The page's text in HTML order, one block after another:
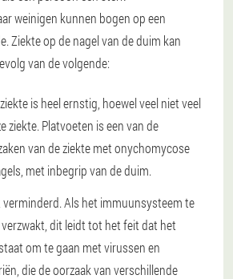
weinigen kunnen bogen op een
Ziekte op de nagel van de duim kan
van de volgende:
is heel ernstig, hoewel veel niet veel
ziekte. Platvoeten is een van de
van de ziekte met onychomycose
met inbegrip van de duim.
. Als het immuunsysteem te
dit leidt tot het feit dat het
om te gaan met virussen en
die de oorzaak van verschillende